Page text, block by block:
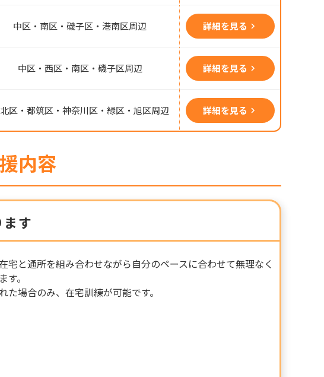
中区・南区・磯子区・港南区周辺 詳細を見る
中区・西区・南区・磯子区周辺 詳細を見る
区・都筑区・神奈川区・緑区・旭区周辺 詳細を見る
内容
す
宅と通所を組み合わせながら自分のペースに合わせて無理なく
。
場合のみ、在宅訓練が可能です。